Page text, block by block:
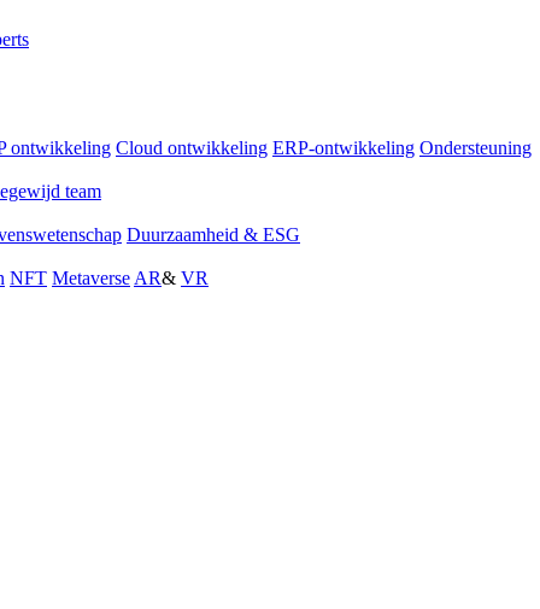
ontwikkeling Cloud ontwikkeling ERP-ontwikkeling Ondersteuning
team
Duurzaamheid & ESG
NFT Metaverse AR& VR